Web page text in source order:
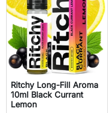
Ritchy Long-Fill Aroma
10ml Black Currant
Lemon